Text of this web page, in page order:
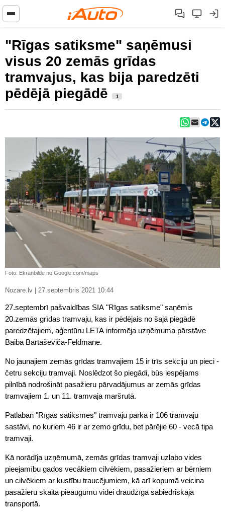
"Rīgas satiksme" saņēmusi
visus 20 zemās grīdas
tramvajus, kas bija paredzēti
pēdējā piegādē
1
Foto: Ekrānbilde no Google.com/maps
Nozare.lv | 27.septembris 2021 10:44
27.septembrī pašvaldības SIA "Rīgas satiksme" saņēmis
20.zemās grīdas tramvaju, kas ir pēdējais no šajā piegādē
paredzētajiem, aģentūru LETA informēja uzņēmuma pārstāve
Baiba Bartaševiča-Feldmane.
No jaunajiem zemās grīdas tramvajiem 15 ir trīs sekciju un pieci -
četru sekciju tramvaji. Noslēdzot šo piegādi, būs iespējams
pilnībā nodrošināt pasažieru pārvadājumus ar zemās grīdas
tramvajiem 1. un 11. tramvaja maršrutā.
Patlaban "Rīgas satiksmes" tramvaju parkā ir 106 tramvaju
sastāvi, no kuriem 46 ir ar zemo grīdu, bet pārējie 60 - vecā tipa
tramvaji.
Kā norādīja uzņēmumā, zemās grīdas tramvaji uzlabo vides
pieejamību gados vecākiem cilvēkiem, pasažieriem ar bērniem
un cilvēkiem ar kustību traucējumiem, kā arī kopumā veicina
pasažieru skaita pieaugumu videi draudzīgā sabiedriskajā
transportā.